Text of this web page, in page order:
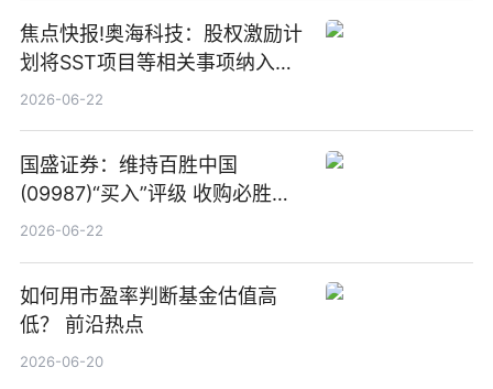
焦点快报!奥海科技：股权激励计
划将SST项目等相关事项纳入专
项业务发展考核指标
2026-06-22
国盛证券：维持百胜中国
(09987)“买入”评级 收购必胜客
中国增厚利润加速成长 信息
2026-06-22
如何用市盈率判断基金估值高
低？ 前沿热点
2026-06-20